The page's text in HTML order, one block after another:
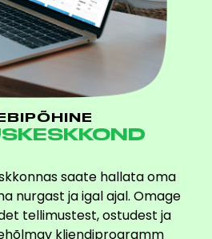
saate hallata oma
nurgast ja igal ajal. Omage
tellimustest, ostudest ja
kliendiprogramm